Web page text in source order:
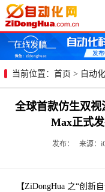
当前位置： 首页 > 自动
全球首款仿生双
Max正式
发布： 来源：
【ZiDongHua 之“创新